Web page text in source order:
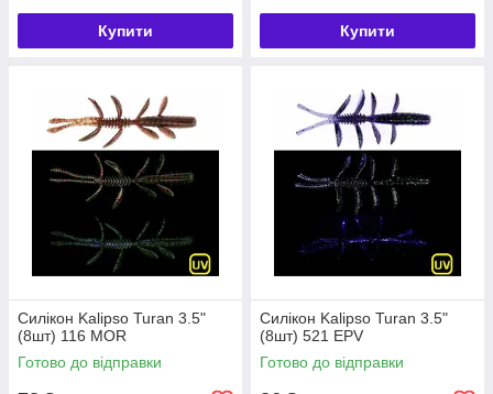
Купити Купити
Силікон Kalipso Turan 3.5"
(8шт) 116 MOR
Готово до відправки
Силікон Kalipso Turan 3.5"
(8шт) 521 EPV
Готово до відправки